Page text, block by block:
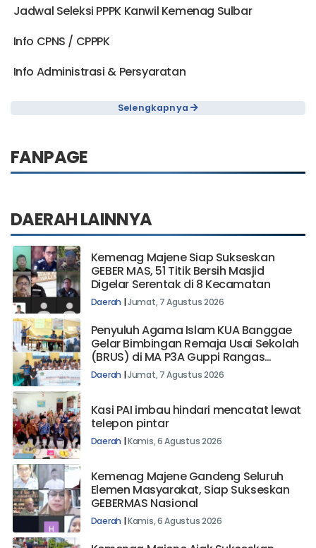
Jadwal Seleksi PPPK Kanwil Kemenag Sulbar
Info CPNS / CPPPK
Info Administrasi & Persyaratan
Selengkapnya
FANPAGE
DAERAH LAINNYA
Kemenag Majene Siap Sukseskan
GEBER MAS, 51 Titik Bersih Masjid
Digelar Serentak di 8 Kecamatan
Jumat, 7 Agustus 2026
Penyuluh Agama Islam KUA Banggae
Gelar Bimbingan Remaja Usai Sekolah
(BRUS) di MA P3A Guppi Rangas
Majene Jumat, 7 Agustus 2026
Kasi PAI imbau hindari mencatat lewat
telepon pintar
Kamis, 6 Agustus 2026
Kemenag Majene Gandeng Seluruh
Elemen Masyarakat, Siap Sukseskan
GEBERMAS Nasional
Kamis, 6 Agustus 2026